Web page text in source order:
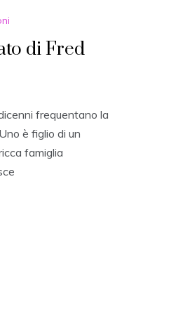
di Fred
frequentano la
è figlio di un
famiglia